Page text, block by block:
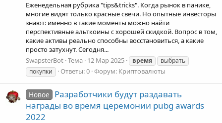
Еженедельная рубрика "tips&tricks". Когда рынок в панике,
многие видят только красные свечи. Но опытные инвесторы
знают: именно в такие моменты можно найти
перспективные альткоины с хорошей скидкой. Вопрос в том,
какие активы реально способны восстановиться, а какие
просто затухнут. Сегодня...
SwapsterBot Тема 12 Мар 2025 время
выбрать
покупки
Ответы: 0 Форум: Криптовалюты
Новое
Разработчики будут раздавать
награды во время церемонии pubg awards
2022